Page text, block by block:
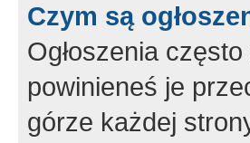
Czym są
Ogłoszenia
powinieneś je
górze każdej